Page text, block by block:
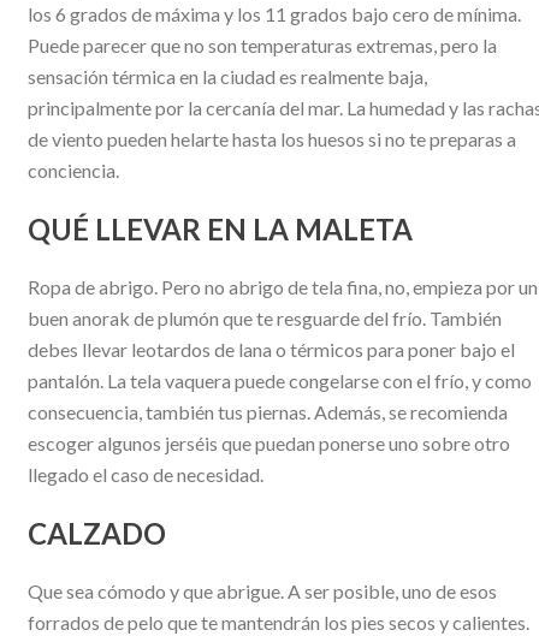
los 6 grados de máxima y los 11 grados bajo cero de mínima.
Puede parecer que no son temperaturas extremas, pero la
sensación térmica en la ciudad es realmente baja,
principalmente por la cercanía del mar. La humedad y las
de viento pueden helarte hasta los huesos si no te preparas a
conciencia.
QUÉ LLEVAR EN LA MALETA
Ropa de abrigo. Pero no abrigo de tela fina, no, empieza por un
buen anorak de plumón que te resguarde del frío. También
debes llevar leotardos de lana o térmicos para poner bajo el
pantalón. La tela vaquera puede congelarse con el frío, y como
consecuencia, también tus piernas. Además, se recomienda
escoger algunos jerséis que puedan ponerse uno sobre otro
llegado el caso de necesidad.
CALZADO
Que sea cómodo y que abrigue. A ser posible, uno de esos
forrados de pelo que te mantendrán los pies secos y calientes.